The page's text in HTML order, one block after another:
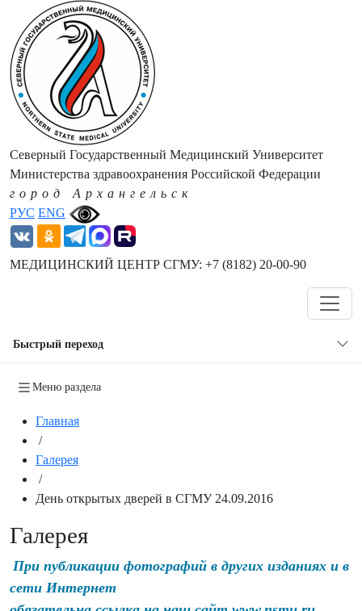
РУС ENG
Северный Государственный Медицинский Университет
Министерства здравоохранения Российской Федерации
город Архангельск
МЕДИЦИНСКИЙ ЦЕНТР СГМУ: +7 (8182) 20-00-90
Быстрый переход
Меню раздела
Главная
/
Галерея
/
День открытых дверей в СГМУ 24.09.2016
Галерея
При публикации фотографий в других изданиях и в
сети Интернет